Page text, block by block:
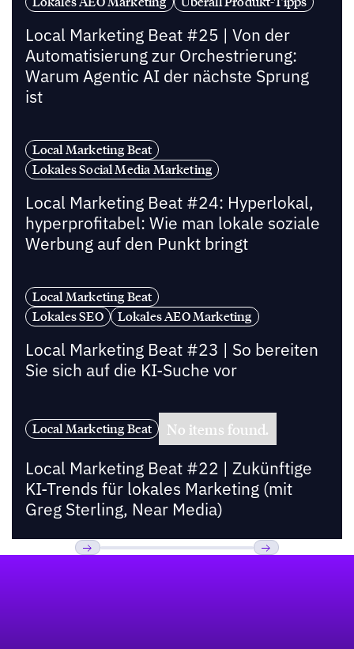
Local Marketing Beat #25 | Von der
Automatisierung zur Orchestrierung:
Warum Agentic AI der nächste Sprung
ist
Local Marketing Beat
Lokales Social Media Marketing
Local Marketing Beat #24: Hyperlokal,
hyperprofitabel: Wie man lokale soziale
Werbung auf den Punkt bringt
Local Marketing Beat
Lokales SEO
Lokales AEO Marketing
Local Marketing Beat #23 | So bereiten
Sie sich auf die KI-Suche vor
Local Marketing Beat No items found.
Local Marketing Beat #22 | Zukünftige
KI-Trends für lokales Marketing (mit
Greg Sterling, Near Media)